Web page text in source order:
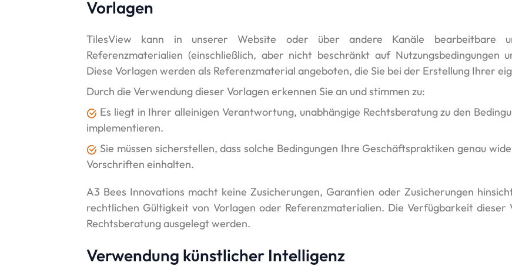
Vorlagen
TilesView kann in unserer Website oder über andere Kanäle bearbeitbare
Referenzmaterialien (einschließlich, aber nicht beschränkt auf Nutzungsbedingungen
Diese Vorlagen werden als Referenzmaterial angeboten, die Sie bei der Erstellung Ihrer
Durch die Verwendung dieser Vorlagen erkennen Sie an und stimmen zu:
Es liegt in Ihrer alleinigen Verantwortung, unabhängige Rechtsberatung zu den
implementieren.
Sie müssen sicherstellen, dass solche Bedingungen Ihre Geschäftspraktiken genau
Vorschriften einhalten.
A3 Bees Innovations macht keine Zusicherungen, Garantien oder Zusicherungen
rechtlichen Gültigkeit von Vorlagen oder Referenzmaterialien. Die Verfügbarkeit dieser
Rechtsberatung ausgelegt werden.
Verwendung künstlicher Intelligenz